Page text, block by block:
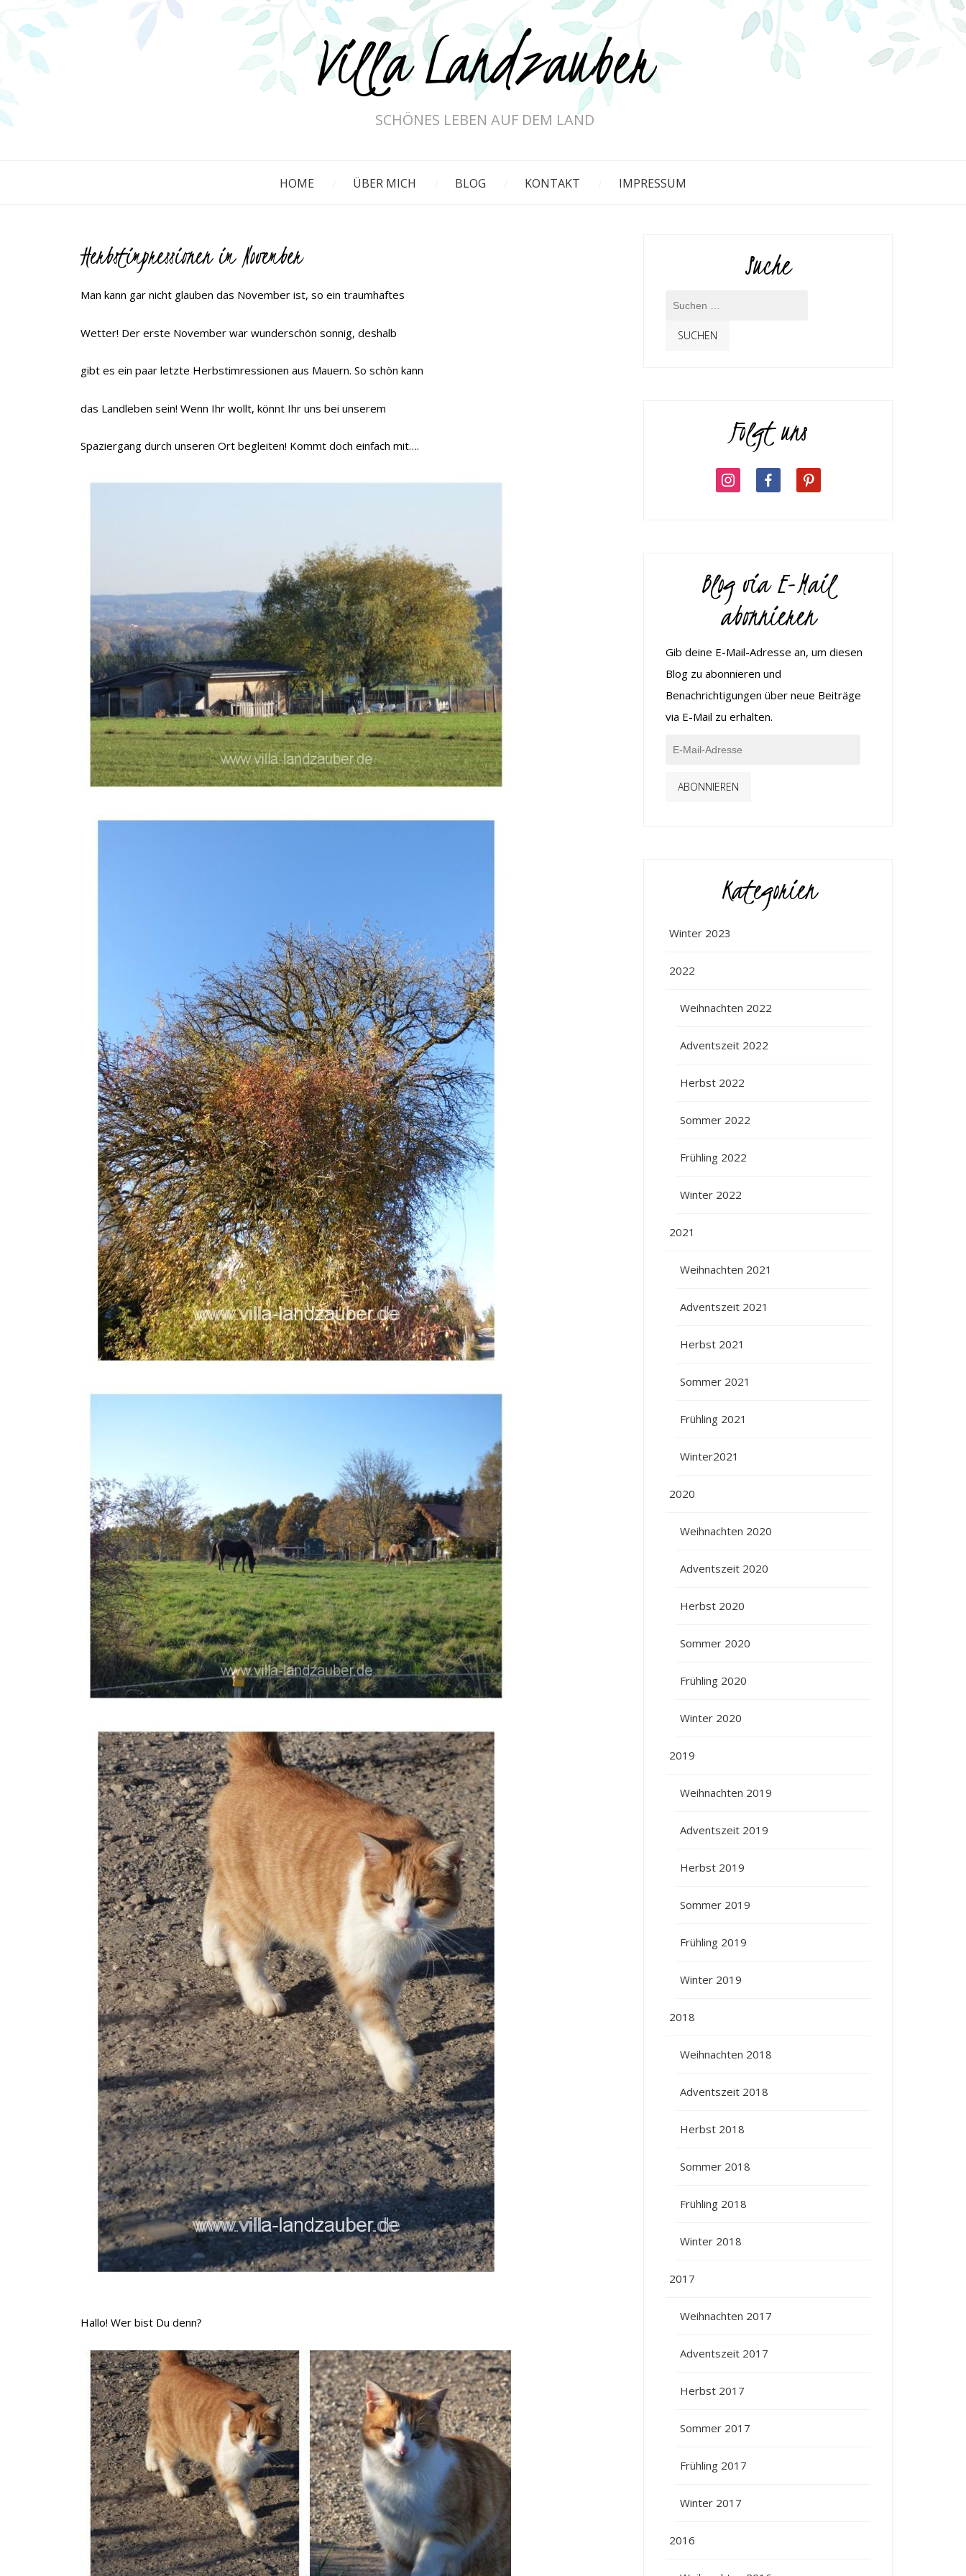
Villa Landzauber
SCHÖNES LEBEN AUF DEM LAND
HOME ÜBER MICH BLOG KONTAKT IMPRESSUM
Herbstimpressionen im November
Man kann gar nicht glauben das November ist, so ein traumhaftes
Wetter! Der erste November war wunderschön sonnig, deshalb
gibt es ein paar letzte Herbstimressionen aus Mauern. So schön kann
das Landleben sein! Wenn Ihr wollt, könnt Ihr uns bei unserem
Spaziergang durch unseren Ort begleiten! Kommt doch einfach mit….
Hallo! Wer bist Du denn?
Suche
Folgt uns
Blog via E-Mail
abonnieren
Gib deine E-Mail-Adresse an, um diesen
Blog zu abonnieren und
Benachrichtigungen über neue Beiträge
via E-Mail zu erhalten.
ABONNIEREN
Kategorien
Winter 2023
2022
Weihnachten 2022
Adventszeit 2022
Herbst 2022
Sommer 2022
Frühling 2022
Winter 2022
2021
Weihnachten 2021
Adventszeit 2021
Herbst 2021
Sommer 2021
Frühling 2021
Winter2021
2020
Weihnachten 2020
Adventszeit 2020
Herbst 2020
Sommer 2020
Frühling 2020
Winter 2020
2019
Weihnachten 2019
Adventszeit 2019
Herbst 2019
Sommer 2019
Frühling 2019
Winter 2019
2018
Weihnachten 2018
Adventszeit 2018
Herbst 2018
Sommer 2018
Frühling 2018
Winter 2018
2017
Weihnachten 2017
Adventszeit 2017
Herbst 2017
Sommer 2017
Frühling 2017
Winter 2017
2016